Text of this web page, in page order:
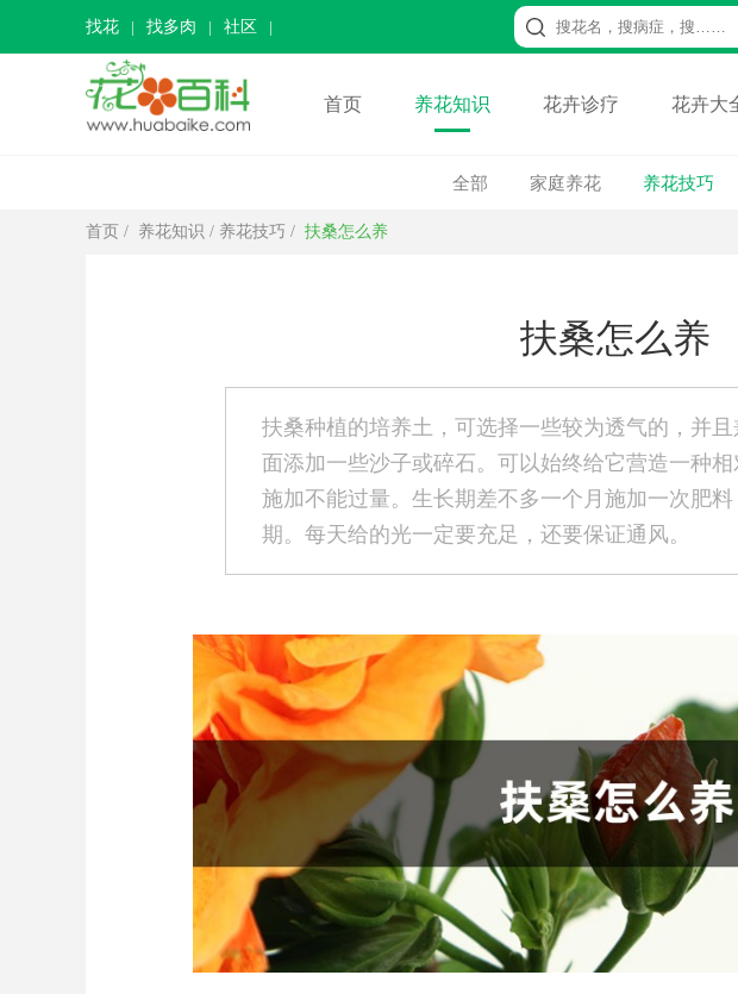
找花 找多肉 社区
首页 养花知识 花卉诊疗 花卉大
全部 家庭养花 养花技巧
首页 / 养花知识 / 养花技巧 / 扶桑怎么养
扶桑怎么养
扶桑种植的培养土，可选择一些较为透气的，并
面添加一些沙子或碎石。可以始终给它营造一种
施加不能过量。生长期差不多一个月施加一次肥
期。每天给的光一定要充足，还要保证通风。